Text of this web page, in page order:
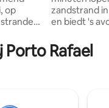
op
met
zandstrand
en biedt 's
vakantiehuis
maritieme
Rafael